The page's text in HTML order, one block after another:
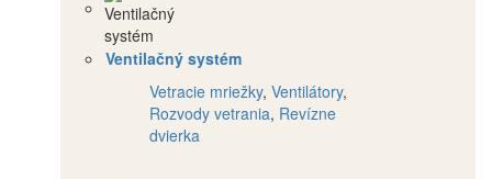
Ventilačný systém
Vetracie mriežky, Ventilátory,
Rozvody vetrania, Revízne
dvierka